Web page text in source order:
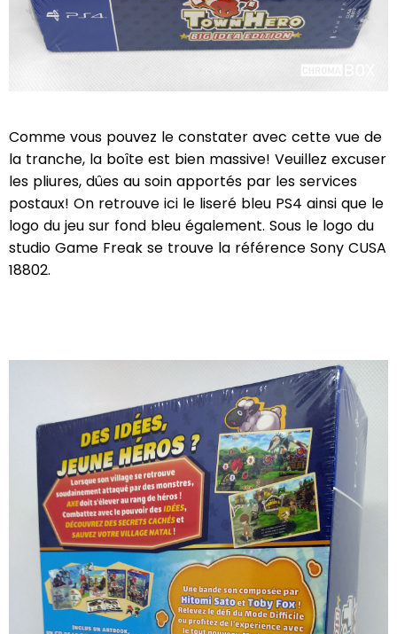
Comme vous pouvez le constater avec cette vue de
la tranche, la boîte est bien massive! Veuillez excuser
les pliures, dûes au soin apportés par les services
postaux! On retrouve ici le liseré bleu PS4 ainsi que le
logo du jeu sur fond bleu également. Sous le logo du
studio Game Freak se trouve la référence Sony CUSA
18802.